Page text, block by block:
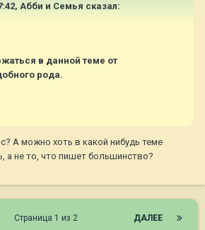
Абби и Семья сказал:
в данной теме от
рода.
А можно хоть в какой нибудь теме
а не то, что пишет большинство?
ДАЛЕЕ
Страница 1 из 2